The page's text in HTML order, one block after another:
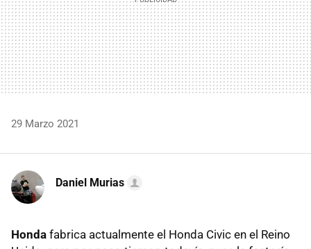
29 Marzo 2021
Daniel Murias
Honda fabrica actualmente el Honda Civic en el Reino